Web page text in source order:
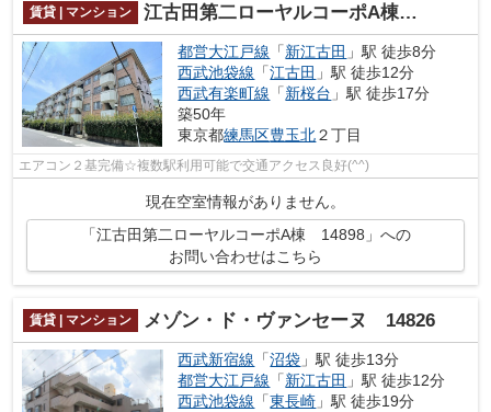
賃貸 | マンション 江古田第二ローヤルコーポA棟 14898
都営大江戸線 「新江古田 」駅 徒歩8分
西武池袋線 「江古田 」駅 徒歩12分
西武有楽町線 「新桜台 」駅 徒歩17分
築50年
東京都練馬区豊玉北２丁目
エアコン２基完備☆複数駅利用可能で交通アクセス良好(^^)
現在空室情報がありません。
「江古田第二ローヤルコーポA棟 14898」への
お問い合わせはこちら
賃貸 | マンション メゾン・ド・ヴァンセーヌ 14826
西武新宿線 「沼袋 」駅 徒歩13分
都営大江戸線 「新江古田 」駅 徒歩12分
西武池袋線 「東長崎 」駅 徒歩19分